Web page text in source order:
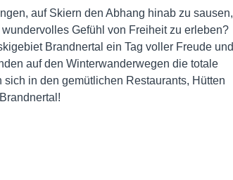
auf Skiern den Abhang hinab zu sausen,
Gefühl von Freiheit zu erleben?
Brandnertal ein Tag voller Freude und
auf den Winterwanderwegen die totale
in den gemütlichen Restaurants, Hütten